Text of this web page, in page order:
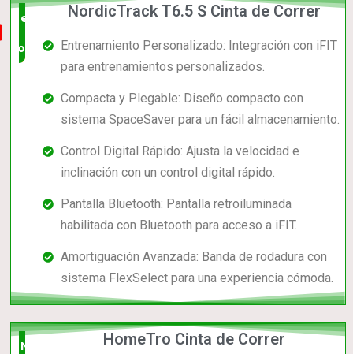
el mas
completo
NordicTrack T6.5 S Cinta de Correr
Entrenamiento Personalizado: Integración con iFIT
para entrenamientos personalizados.
Compacta y Plegable: Diseño compacto con
sistema SpaceSaver para un fácil almacenamiento.
Control Digital Rápido: Ajusta la velocidad e
inclinación con un control digital rápido.
Pantalla Bluetooth: Pantalla retroiluminada
habilitada con Bluetooth para acceso a iFIT.
Amortiguación Avanzada: Banda de rodadura con
sistema FlexSelect para una experiencia cómoda.
Nuevo HomeTro Cinta de Correr